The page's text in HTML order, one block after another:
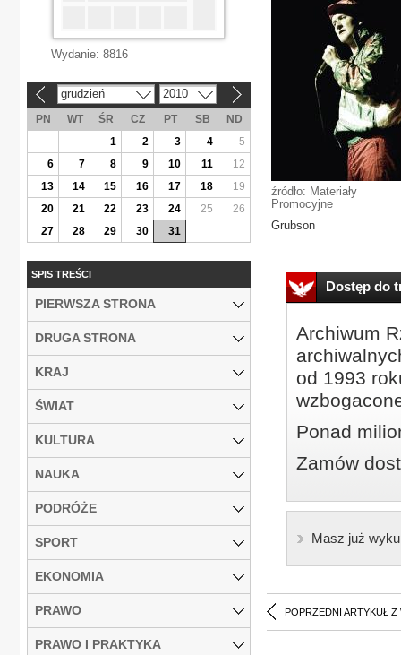
źródło: Materiały
Promocyjne
Grubson
Dostęp do
Archiwum
od 1993
Ponad
Zamów
Masz już
POPRZEDNI ARTYKUŁ Z
Wydanie: 8816
grudzień 2010
PN WT ŚR CZ PT SB
ND
1
2 3 4
5
6
7 8 9 10 11
12
13
14 15 16 17 18
19
20
21 22 23 24 25
26
27
28 29 30 31
SPIS TREŚCI
PIERWSZA STRONA
DRUGA STRONA
KRAJ
ŚWIAT
KULTURA
NAUKA
PODRÓŻE
SPORT
EKONOMIA
PRAWO
PRAWO I PRAKTYKA